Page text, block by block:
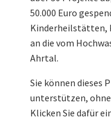
50.000 Euro
Kinderheilstätten,
an die vom
Ahrtal.
Sie können dieses
unterstützen,
Klicken Sie dafür